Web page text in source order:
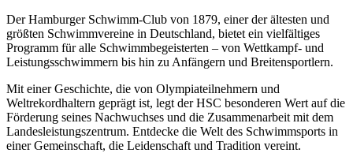
Der Hamburger Schwimm-Club von 1879, einer der ältesten und
größten Schwimmvereine in Deutschland, bietet ein vielfältiges
Programm für alle Schwimmbegeisterten – von Wettkampf- und
Leistungsschwimmern bis hin zu Anfängern und Breitensportlern.
Mit einer Geschichte, die von Olympiateilnehmern und
Weltrekordhaltern geprägt ist, legt der HSC besonderen Wert auf die
Förderung seines Nachwuchses und die Zusammenarbeit mit dem
Landesleistungszentrum. Entdecke die Welt des Schwimmsports in
einer Gemeinschaft, die Leidenschaft und Tradition vereint.